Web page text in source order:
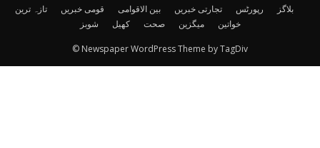
تازہ ترین قومی خبریں بین الاقوامی تجارتی خبریں رپورٹس
بلاگز
شوبز
کھیل صحت میگزین خواتین
© Newspaper WordPress Theme by TagDiv